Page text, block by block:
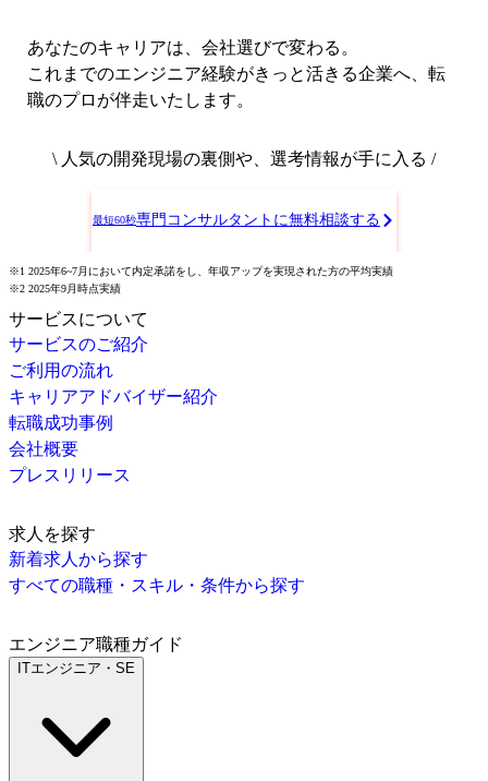
あなたのキャリアは、会社選びで変わる。
これまでのエンジニア経験がきっと活きる企業へ、転
職のプロが伴走いたします。
\ 人気の開発現場の裏側や、選考情報が手に入る /
最短60秒専門コンサルタントに無料相談する
※1 2025年6~7月において内定承諾をし、年収アップを実現された方の平均実績
※2 2025年9月時点実績
サービスについて
サービスのご紹介
ご利用の流れ
キャリアアドバイザー紹介
転職成功事例
会社概要
プレスリリース
求人を探す
新着求人から探す
すべての職種・スキル・条件から探す
エンジニア職種ガイド
ITエンジニア・SE